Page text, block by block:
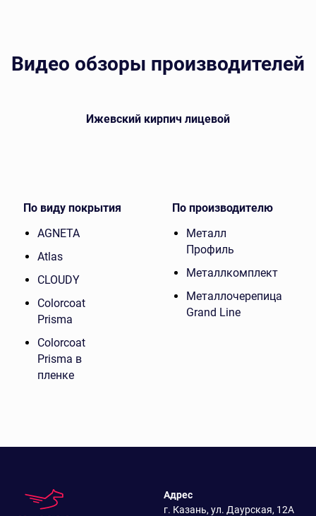
Видео обзоры производителей
Ижевский кирпич лицевой
По виду покрытия
AGNETA
Atlas
CLOUDY
Colorcoat
Prisma
Colorcoat
Prisma в
пленке
GreenCoat Pural
Matt BT
По производителю
Металл
Профиль
Металлкомплект
Металлочерепица
Grand Line
Адрес
г. Казань, ул. Даурская, 12А